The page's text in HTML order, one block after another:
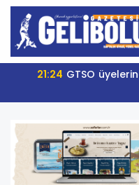
10:11Gelibolu Belediyesi parka Uğur Mumcu heykeli